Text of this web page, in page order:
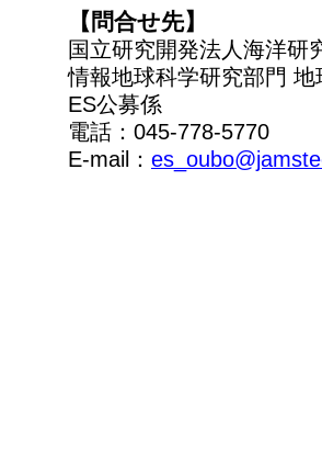
【問合せ先】
国立研究開発法人海洋研
情報地球科学研究部門
ES公募係
電話：045-778-5770
E-mail：